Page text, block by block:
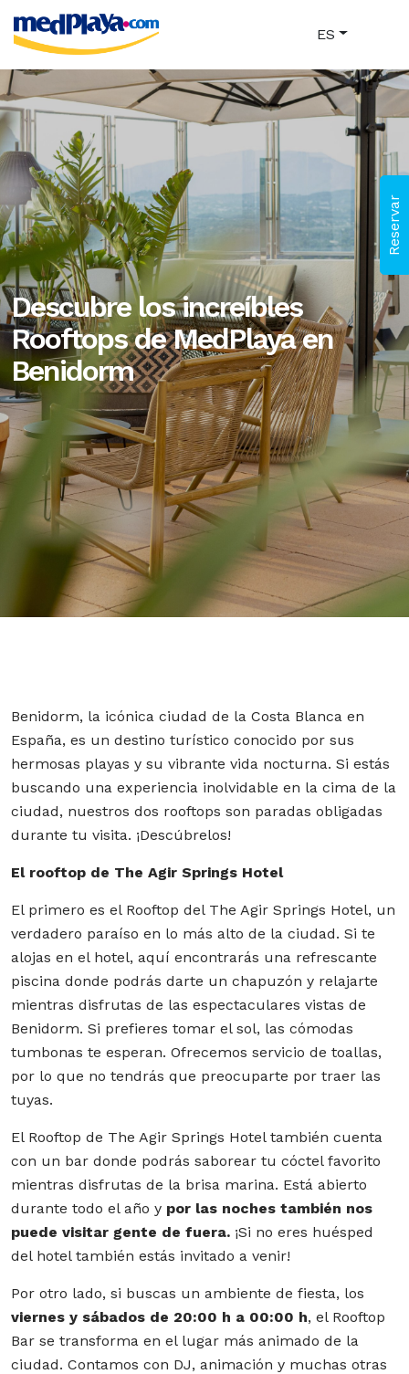
Reservar
ES
Descubre los increíbles
Rooftops de MedPlaya en
Benidorm
Benidorm, la icónica ciudad de la Costa Blanca en
España, es un destino turístico conocido por sus
hermosas playas y su vibrante vida nocturna. Si estás
buscando una experiencia inolvidable en la cima de la
ciudad, nuestros dos rooftops son paradas obligadas
durante tu visita. ¡Descúbrelos!
El rooftop de The Agir Springs Hotel
El primero es el Rooftop del The Agir Springs Hotel, un
verdadero paraíso en lo más alto de la ciudad. Si te
alojas en el hotel, aquí encontrarás una refrescante
piscina donde podrás darte un chapuzón y relajarte
mientras disfrutas de las espectaculares vistas de
Benidorm. Si prefieres tomar el sol, las cómodas
tumbonas te esperan. Ofrecemos servicio de toallas,
por lo que no tendrás que preocuparte por traer las
tuyas.
El Rooftop de The Agir Springs Hotel también cuenta
con un bar donde podrás saborear tu cóctel favorito
mientras disfrutas de la brisa marina. Está abierto
durante todo el año y por las noches también nos
puede visitar gente de fuera. ¡Si no eres huésped
del hotel también estás invitado a venir!
Por otro lado, si buscas un ambiente de fiesta, los
viernes y sábados de 20:00 h a 00:00 h, el Rooftop
Bar se transforma en el lugar más animado de la
ciudad. Contamos con DJ, animación y muchas otras